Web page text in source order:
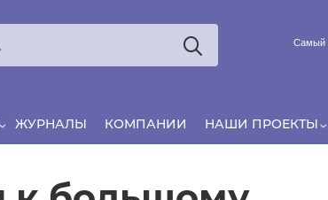
что еда — источник удовольствия, и
Самый
ЖУРНАЛЫ КОМПАНИИ НАШИ ПРОЕКТЫ